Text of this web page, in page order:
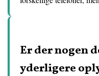
Er der nogen
yderligere